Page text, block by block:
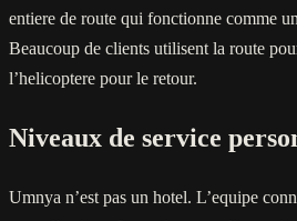
entiere de route qui fonctionne comme
Beaucoup de clients utilisent la route
l’helicoptere pour le retour.
Niveaux de service
Umnya n’est pas un hotel. L’equipe